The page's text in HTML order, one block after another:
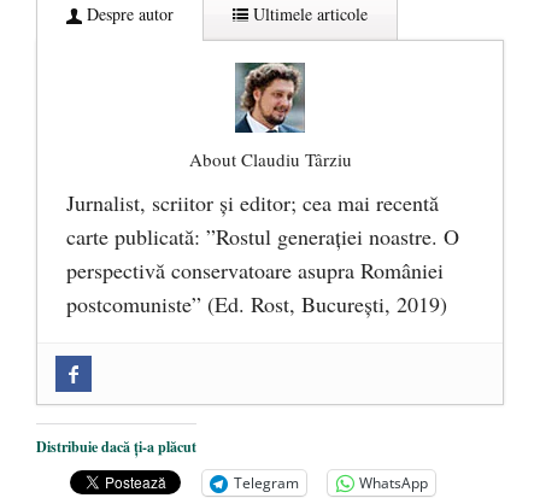
Despre autor Ultimele articole
About Claudiu Târziu
Jurnalist, scriitor şi editor; cea mai recentă
carte publicată: ”Rostul generației noastre. O
perspectivă conservatoare asupra României
postcomuniste” (Ed. Rost, București, 2019)
Târziu cere anchetă a Parchetului
European și reforme pentru a bloca
achizițiile la suprapreț - 13 august 2025
Distribuie dacă ți-a plăcut
Telegram
WhatsApp